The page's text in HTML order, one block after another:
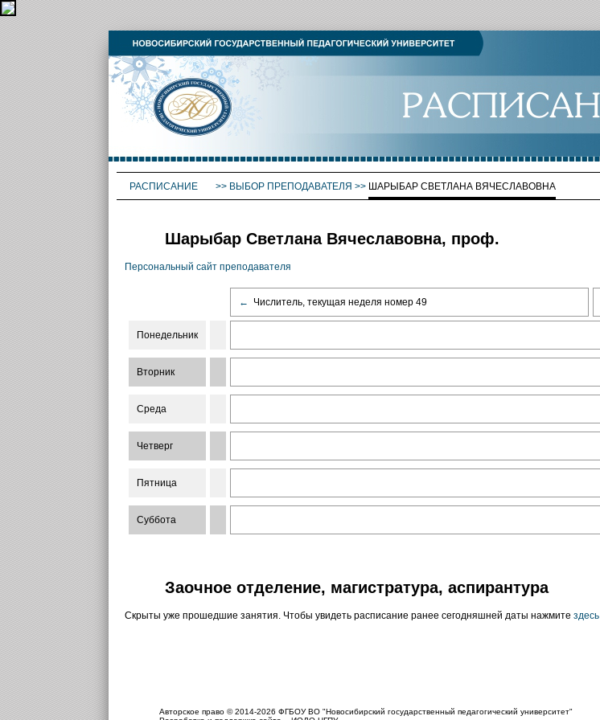
РАСПИСАНИЕ >> ВЫБОР ПРЕПОДАВАТЕЛЯ >> ШАРЫБАР СВЕТЛАНА ВЯЧЕСЛАВОВНА
Шарыбар Светлана Вячеславовна, проф.
Персональный сайт преподавателя
← Числитель, текущая неделя номер 49
Понедельник
Вторник
Среда
Четверг
Пятница
Суббота
Заочное отделение, магистратура, аспирантура
Скрыты уже прошедшие занятия. Чтобы увидеть расписание ранее сегодняшней даты нажмите здесь
Авторское право © 2014-2026 ФГБОУ ВО "Новосибирский государственный педагогический университет"